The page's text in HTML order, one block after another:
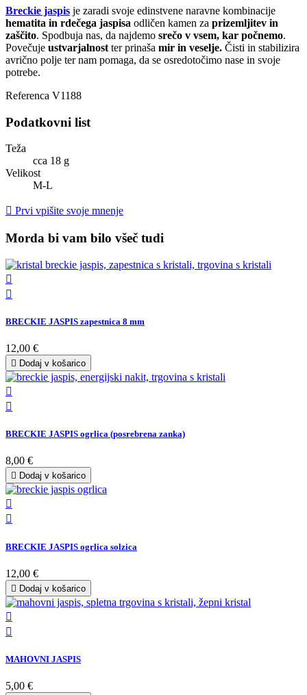
Breckie jaspis je zaradi svoje edinstvene naravne kombinacije
hematita in rdečega jaspisa odličen kamen za prizemljitev in
zaščito. Spodbuja nas, da najdemo srečo v vsem, kar počnemo.
Povečuje ustvarjalnost ter prinaša mir in veselje. Čisti in stabilizira
avrično polje ter nam pomaga, da se osredotočimo nase in svoje
potrebe.
Referenca V1188
Podatkovni list
Teža
cca 18 g
Velikost
M-L
 Prvi vpišite svoje mnenje
Morda bi vam bilo všeč tudi


BRECKIE JASPIS zapestnica 8 mm
12,00 €
 Dodaj v košarico


BRECKIE JASPIS ogrlica (posrebrena zanka)
8,00 €
 Dodaj v košarico


BRECKIE JASPIS ogrlica solzica
12,00 €
 Dodaj v košarico


MAHOVNI JASPIS
5,00 €